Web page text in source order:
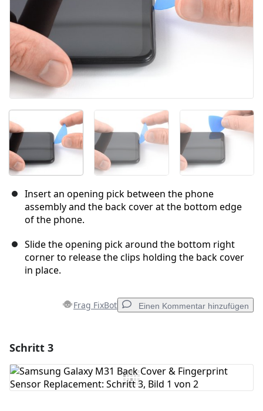
Insert an opening pick between the phone
assembly and the back cover at the bottom edge
of the phone.
Slide the opening pick around the bottom right
corner to release the clips holding the back cover
in place.
Frag FixBot Einen Kommentar hinzufügen
Kommentar hinzufügen
Schritt 3